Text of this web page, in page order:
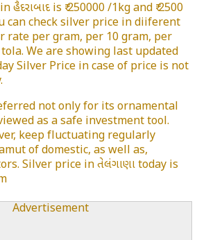
is ₹ 250000 /1kg and ₹ 2500
can check silver price in diiferent
rate per gram, per 10 gram, per
We are showing last updated
Silver Price in case of price is not
not only for its ornamental
as a safe investment tool.
keep fluctuating regularly
of domestic, as well as,
Silver price in તેલંગાણા today is
Advertisement